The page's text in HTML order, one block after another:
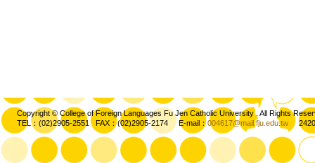
Copyright © College of Foreign Languages Fu Jen Catholic University . All Rights
TEL：(02)2905-2551 FAX：(02)2905-2174 E-mail：004617@mail.fju.edu.tw